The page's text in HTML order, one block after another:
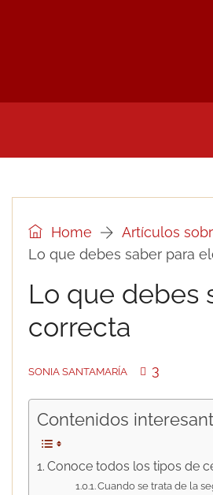
Home
Artículos
Lo que debes saber para
Lo que debes
correcta
SONIA SANTAMARÍA 3
Contenidos
Conoce todos los tipos de
Cuando se trata de la